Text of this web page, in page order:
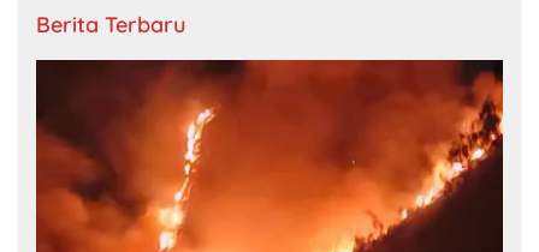
Berita Terbaru